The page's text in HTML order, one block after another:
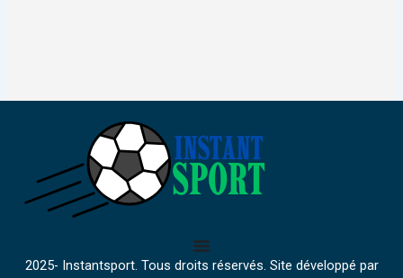
2025- Instantsport. Tous droits réservés. Site développé par